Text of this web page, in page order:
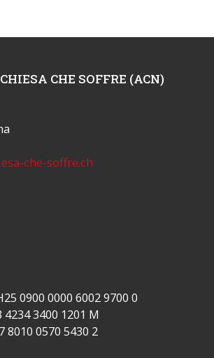
CHE SOFFRE (ACN)
che-soffre.ch
0900 0000 6002 9700 0
4234 3400 1201 M
8010 0570 5430 2